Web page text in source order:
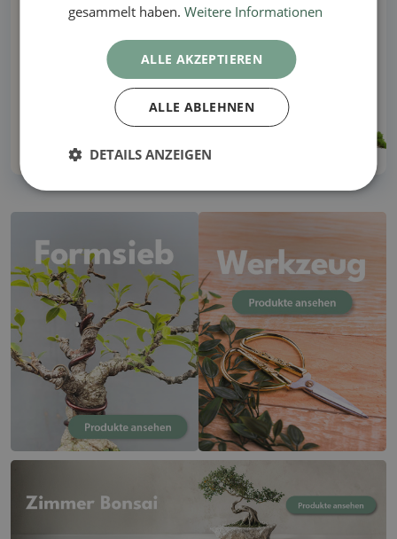
Alle auf Lager - keine Illustrationsfotos
Lieferung innerhalb von 48 Stunden
Über 30 Jahre Erfahrung!
gesammelt haben.Weitere Informationen
ALLE AKZEPTIEREN
ALLE ABLEHNEN
DETAILS ANZEIGEN